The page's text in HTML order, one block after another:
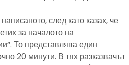
след като казах, че
за началото на
То представлява един
20 минути. В тях разказвачът